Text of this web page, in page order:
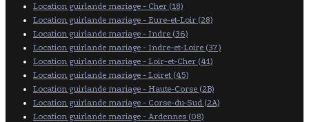
Location guirlande mariage - Cher (18)
Location guirlande mariage - Eure-et-Loir (28)
Location guirlande mariage - Indre (36)
Location guirlande mariage - Indre-et-Loire (37)
Location guirlande mariage - Loir-et-Cher (41)
Location guirlande mariage - Loiret (45)
Location guirlande mariage - Haute-Corse (2B)
Location guirlande mariage - Corse-du-Sud (2A)
Location guirlande mariage - Ardennes (08)